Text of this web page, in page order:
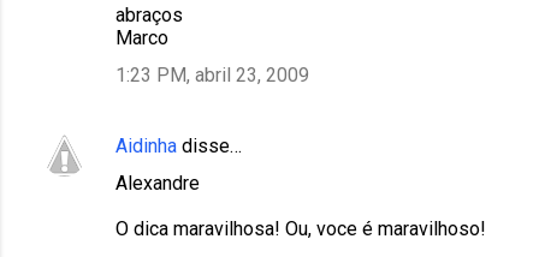
abraços
Marco
1:23 PM, abril 23, 2009
Aidinha disse…
Alexandre
O dica maravilhosa! Ou, voce é maravilhoso!